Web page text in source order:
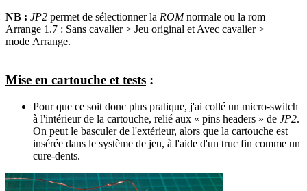
NB : JP2 permet de sélectionner la ROMnormale ou la rom
Arrange 1.7 : Sans cavalier > Jeu original et Avec cavalier >
mode Arrange.
Mise en cartouche et tests :
Pour que ce soit donc plus pratique, j'ai collé un micro-switch
à l'intérieur de la cartouche, relié aux « pins headers » de JP2.
On peut le basculer de l'extérieur, alors que la cartouche est
insérée dans le système de jeu, à l'aide d'un truc fin comme un
cure-dents.